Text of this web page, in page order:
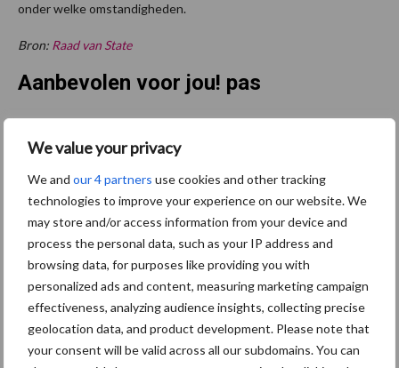
We value your privacy
We and our 4 partners use cookies and other tracking
technologies to improve your experience on our website. We
may store and/or access information from your device and
process the personal data, such as your IP address and
browsing data, for purposes like providing you with
personalized ads and content, measuring marketing campaign
effectiveness, analyzing audience insights, collecting precise
geolocation data, and product development. Please note that
your consent will be valid across all our subdomains. You can
onder welke omstandigheden.
Bron: Raad van State
Aanbevolen voor jou! pas
stikstofaanpak bekend en
voert ammoniaknorm in
68% van de varkenshouders
ziet kansen voor
emissiereductie